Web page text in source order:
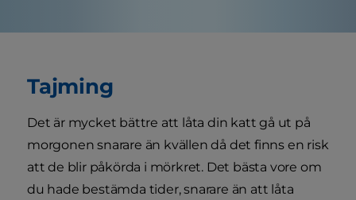
Tajming
Det är mycket bättre att låta din katt gå ut på
morgonen snarare än kvällen då det finns en risk
att de blir påkörda i mörkret. Det bästa vore om
du hade bestämda tider, snarare än att låta